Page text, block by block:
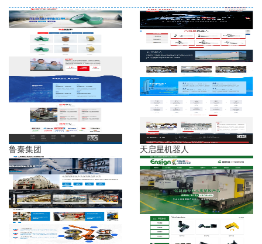
鲁秦集团 天启星机器人